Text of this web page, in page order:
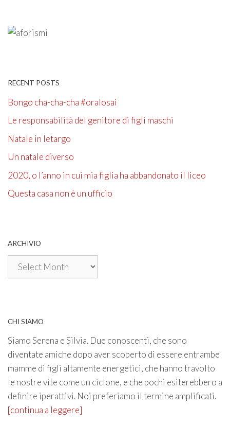
RECENT POSTS
Bongo cha-cha-cha #oralosai
Le responsabilità del genitore di figli maschi
Natale in letargo
Un natale diverso
2020, o l’anno in cui mia figlia ha abbandonato il liceo
Questa casa non è un ufficio
ARCHIVIO
Archivio
CHI SIAMO
Siamo Serena e Silvia. Due conoscenti, che sono
diventate amiche dopo aver scoperto di essere entrambe
mamme di figli altamente energetici, che hanno travolto
le nostre vite come un ciclone, e che pochi esiterebbero a
definire iperattivi. Noi preferiamo il termine amplificati.
[continua a leggere]